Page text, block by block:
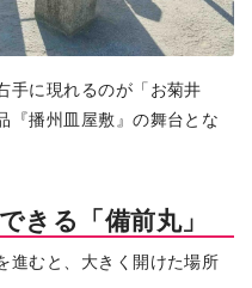
手に現れるのが「お菊井
『播州皿屋敷』の舞台とな
きる「備前丸」
進むと、大きく開けた場所